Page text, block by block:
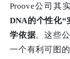
Proove公司其
DNA的个性化“
学依据。这些
一个有利可图